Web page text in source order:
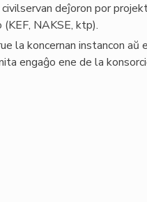
deĵoron por
(KEF, NAKSE, ktp).
la koncernan instancon
engaĝo ene de la